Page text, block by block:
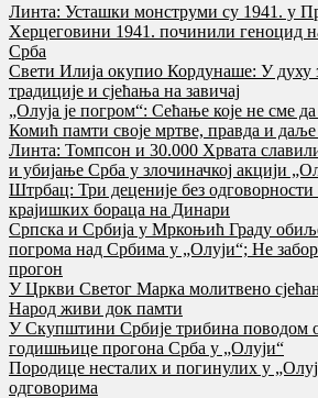
Линта: Усташки монструми су 1941. у
Херцеговини 1941. починили геноцид
Срба
Свети Илија окупио Кордунаше: У духу
традиције и сјећања на завичај
„Олуја је погром“: Сећање које не сме
Комић памти своје мртве, правда и
Линта: Томпсон и 30.000 Хрвата
и убијање Срба у злочиначкој акцији
Штрбац: Три деценије без одговорности
крајишких бораца на Динари
Српска и Србија у Мркоњић Граду
погрома над Србима у „Олуји“; Не
прогон
У Цркви Светог Марка молитвено
Народ живи док памти
У Скупштини Србије трибина поводом
годишњице прогона Срба у „Олуји“
Породице несталих и погинулих у
одговорима